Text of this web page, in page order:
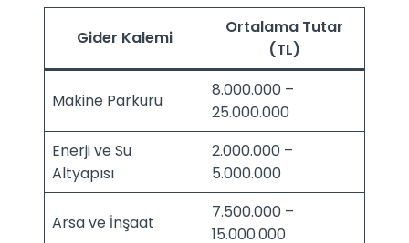
Gider Kalemi
Ortalama Tutar
(TL)
Makine Parkuru
8.000.000 –
25.000.000
Enerji ve Su
Altyapısı
2.000.000 –
5.000.000
Arsa ve İnşaat
7.500.000 –
15.000.000